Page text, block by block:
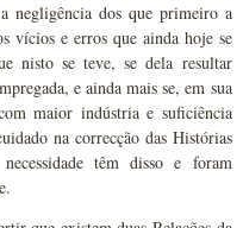
negligência dos que primeiro a
vícios e erros que ainda hoje se
nisto se teve, se dela resultar
e ainda mais se, em sua
maior indústria e suficiência
na correcção das Histórias
têm disso e foram